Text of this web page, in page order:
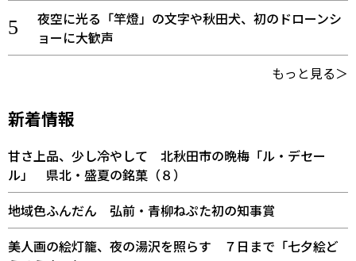
夜空に光る「竿燈」の文字や秋田犬、初のドローンシ
ョーに大歓声
もっと見る＞
新着情報
甘さ上品、少し冷やして 北秋田市の晩梅「ル・デセー
ル」 県北・盛夏の銘菓（８）
地域色ふんだん 弘前・青柳ねぷた初の知事賞
美人画の絵灯籠、夜の湯沢を照らす ７日まで「七夕絵ど